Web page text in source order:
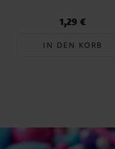
Preis:1,29 €
1,29 €
IN DEN KORB